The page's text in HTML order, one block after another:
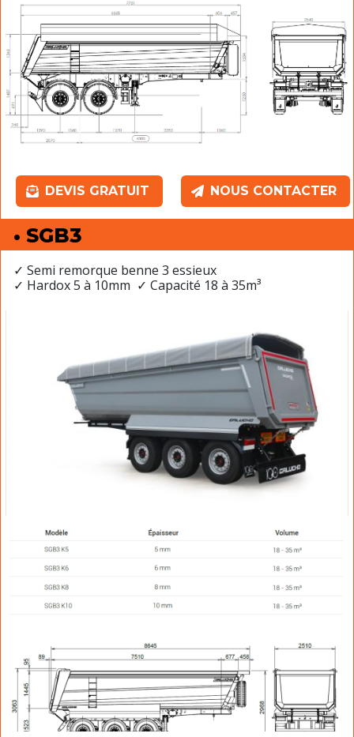
DEVIS GRATUIT NOUS CONTACTER
• SGB3
✓ Semi remorque benne 3 essieux
✓ Hardox 5 à 10mm ✓ Capacité 18 à 35m³